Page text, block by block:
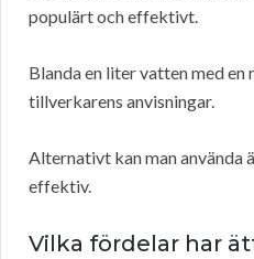
populärt och effektivt.
Blanda en liter vatten med
tillverkarens anvisningar.
Alternativt kan man använda
effektiv.
Vilka fördelar har